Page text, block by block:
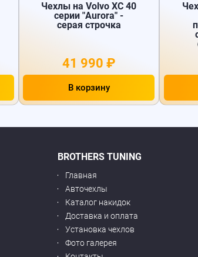
Чехлы на Volvo XC 40
серии "Aurora" -
серая строчка
41 990 ₽
В корзину
BROTHERS TUNING
Главная
Авточехлы
Каталог накидок
Доставка и оплата
Установка чехлов
Фото галерея